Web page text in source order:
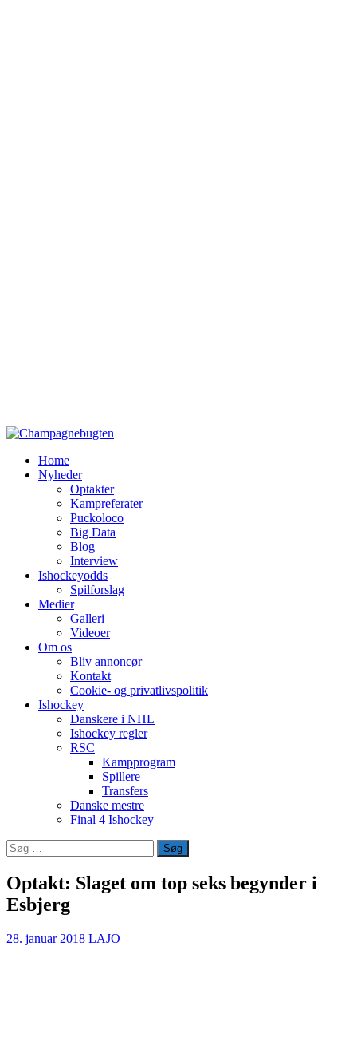
Home
Nyheder
Optakter
Kampreferater
Puckoloco
Big Data
Blog
Interview
Ishockeyodds
Spilforslag
Medier
Galleri
Videoer
Om os
Bliv annoncør
Kontakt
Cookie- og privatlivspolitik
Ishockey
Danskere i NHL
Ishockey regler
RSC
Kampprogram
Spillere
Transfers
Danske mestre
Final 4 Ishockey
Søg
efter:
Optakt: Slaget om top seks begynder i
Esbjerg
28. januar 2018 LAJO